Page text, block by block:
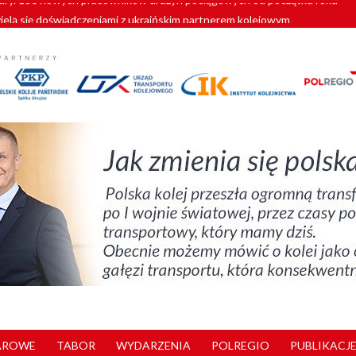
się doświadczeniami z ukraińskim partnerem kolejowym
Vectrony na 230 km/h
pociągi od PESA. Sześć nowoczesnych ELF-ów wyjedzie na tory w
180 nowych pracowników drużyn pociągowych od początku roku
TABOR WYDARZENIA POLREGIO